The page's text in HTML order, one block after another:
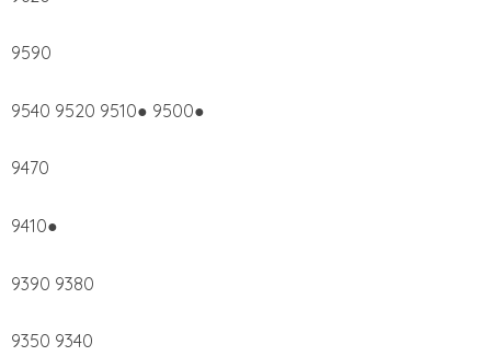
9590
9540 9520 9510● 9500●
9470
9410●
9390 9380
9350 9340